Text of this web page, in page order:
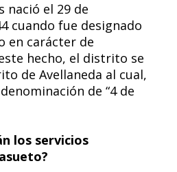
nació el 29 de
cuando fue designado
en carácter de
hecho, el distrito se
de Avellaneda al cual,
de “4 de
los servicios